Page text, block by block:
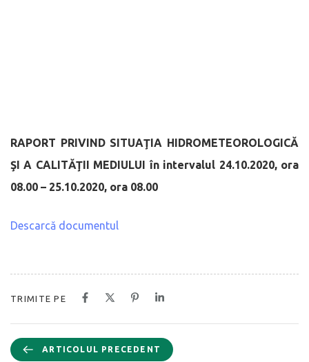
RAPORT PRIVIND SITUAŢIA HIDROMETEOROLOGICĂ
ŞI A CALITĂŢII MEDIULUI în intervalul 24.10.2020, ora
08.00 – 25.10.2020, ora 08.00
Descarcă documentul
TRIMITE PE
ARTICOLUL PRECEDENT